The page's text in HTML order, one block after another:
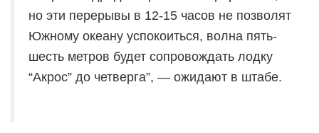
но эти перерывы в 12-15 часов не позволят
Южному океану успокоиться, волна пять-
шесть метров будет сопровождать лодку
“Акрос” до четверга”, — ожидают в штабе.